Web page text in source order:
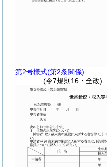
第2号様式(第2条関係)
(令7規則16・全改)